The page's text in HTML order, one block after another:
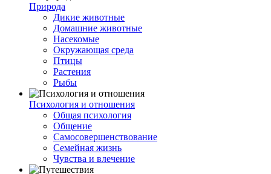
Природа
Дикие животные
Домашние животные
Насекомые
Окружающая среда
Птицы
Растения
Рыбы
Психология и отношения
Общая психология
Общение
Самосовершенствование
Семейная жизнь
Чувства и влечение